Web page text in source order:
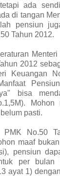
ada
di tangan
pensiun
Tahun 2012.
2012
Keuangan
bisa
Mohon
pasti.
No.50
maaf
pensiun
per bulan
ayat 1)